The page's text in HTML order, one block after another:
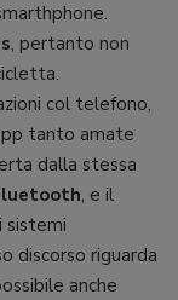
, pertanto non
col telefono,
tanto amate
dalla stessa
, e il
sistemi
discorso riguarda
anche